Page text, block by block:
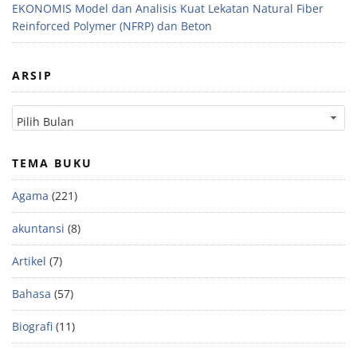
EKONOMIS Model dan Analisis Kuat Lekatan Natural Fiber
Reinforced Polymer (NFRP) dan Beton
ARSIP
TEMA BUKU
Agama (221)
akuntansi (8)
Artikel (7)
Bahasa (57)
Biografi (11)